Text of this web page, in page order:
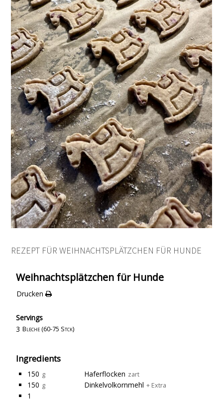
REZEPT FÜR WEIHNACHTSPLÄTZCHEN FÜR HUNDE
Weihnachtsplätzchen für Hunde
Drucken
Servings
3 Bleche (60-75 Stck)
Ingredients
150 g Haferflocken zart
150 g Dinkelvolkornmehl + Extra
1